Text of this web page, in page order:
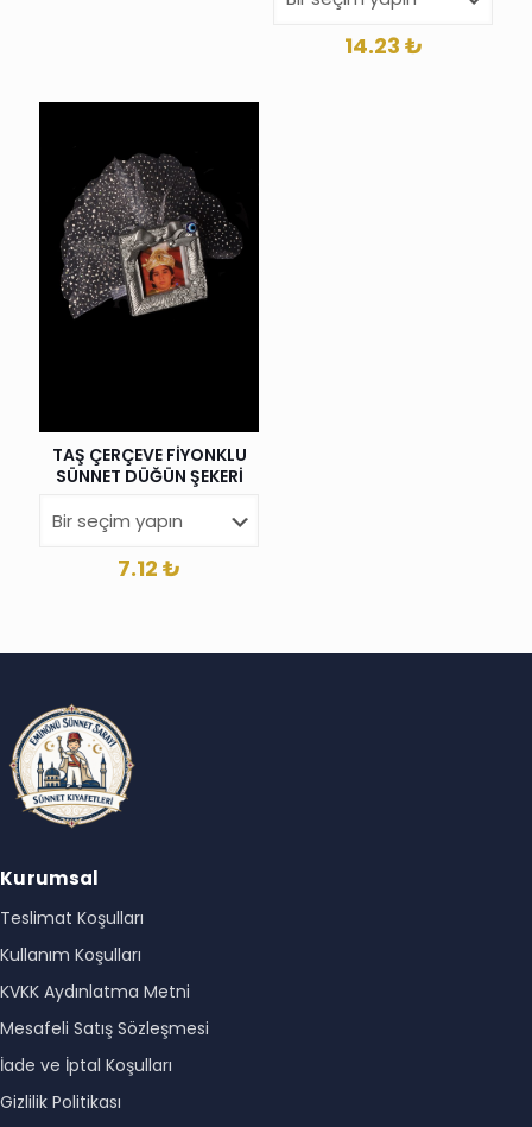
14.23 ₺
TAŞ ÇERÇEVE FİYONKLU
SÜNNET DÜĞÜN ŞEKERİ
7.12 ₺
Kurumsal
Teslimat Koşulları
Kullanım Koşulları
KVKK Aydınlatma Metni
Mesafeli Satış Sözleşmesi
İade ve İptal Koşulları
Gizlilik Politikası